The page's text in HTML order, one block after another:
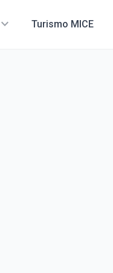
expand_more Turismo MICE